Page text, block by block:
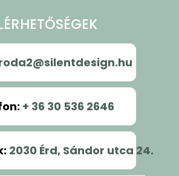
: + 36 30 536 2646
: 2030 Érd, Sándor utca 24.